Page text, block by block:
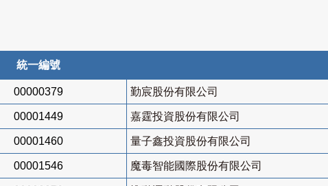
統一編號
00000379 勤宸股份有限公司
00001449 嘉霆投資股份有限公司
00001460 量子鑫投資股份有限公司
00001546 魔毒智能國際股份有限公司